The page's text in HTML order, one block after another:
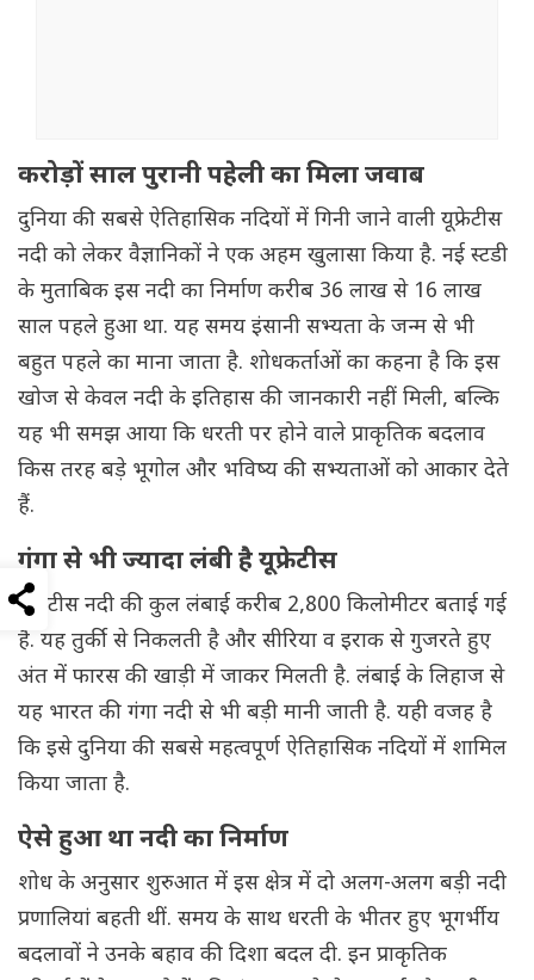
करोड़ों साल पुरानी पहेली का मिला जवाब
दुनिया की सबसे ऐतिहासिक नदियों में गिनी जाने वाली यूफ्रेटीस
नदी को लेकर वैज्ञानिकों ने एक अहम खुलासा किया है. नई स्टडी
के मुताबिक इस नदी का निर्माण करीब 36 लाख से 16 लाख
साल पहले हुआ था. यह समय इंसानी सभ्यता के जन्म से भी
बहुत पहले का माना जाता है. शोधकर्ताओं का कहना है कि इस
खोज से केवल नदी के इतिहास की जानकारी नहीं मिली, बल्कि
यह भी समझ आया कि धरती पर होने वाले प्राकृतिक बदलाव
किस तरह बड़े भूगोल और भविष्य की सभ्यताओं को आकार देते
हैं.
गंगा से भी ज्यादा लंबी है यूफ्रेटीस
यूफ्रेटीस नदी की कुल लंबाई करीब 2,800 किलोमीटर बताई गई
है. यह तुर्की से निकलती है और सीरिया व इराक से गुजरते हुए
अंत में फारस की खाड़ी में जाकर मिलती है. लंबाई के लिहाज से
यह भारत की गंगा नदी से भी बड़ी मानी जाती है. यही वजह है
कि इसे दुनिया की सबसे महत्वपूर्ण ऐतिहासिक नदियों में शामिल
किया जाता है.
ऐसे हुआ था नदी का निर्माण
शोध के अनुसार शुरुआत में इस क्षेत्र में दो अलग-अलग बड़ी नदी
प्रणालियां बहती थीं. समय के साथ धरती के भीतर हुए भूगर्भीय
बदलावों ने उनके बहाव की दिशा बदल दी. इन प्राकृतिक